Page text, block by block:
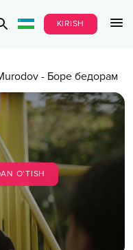
KIRISH
- Боре бедорам
O‘TISH